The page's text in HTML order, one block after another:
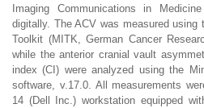
Imaging Communications in
digitally. The ACV was measured
Toolkit (MITK, German Cancer
while the anterior cranial vault
index (CI) were analyzed using the
software, v.17.0. All measurements
14 (Dell Inc.) workstation equipped